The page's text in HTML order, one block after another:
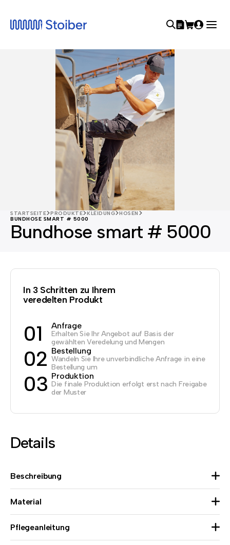
STARTSEITE PRODUKTE KLEIDUNG
HOSEN
BUNDHOSE SMART # 5000
Bundhose smart # 5000
In 3 Schritten zu Ihrem
veredelten Produkt
01 Anfrage
Erhalten Sie Ihr Angebot auf Basis der
gewählten Veredelung und Mengen
02 Bestellung
Wandeln Sie Ihre unverbindliche Anfrage in eine
Bestellung um
03 Produktion
Die finale Produktion erfolgt erst nach Freigabe
der Muster
Details
Beschreibung
Material
Pflegeanleitung